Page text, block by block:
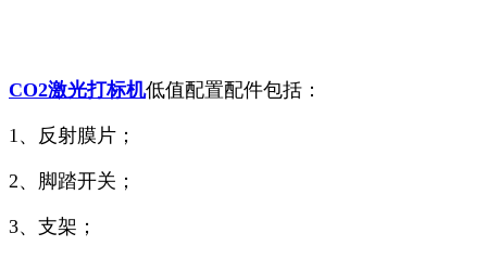
CO2激光打标机低值配置配件包括：
1、反射膜片；
2、脚踏开关；
3、支架；